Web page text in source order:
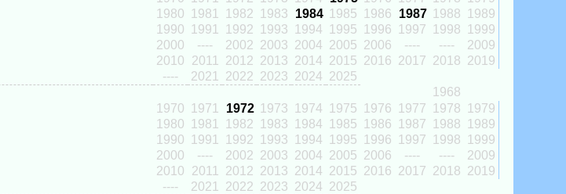
1980
1981 1982 1983 1984 1985 1986 1987 1988
1989
1990
1991 1992 1993 1994 1995 1996 1997 1998
1999
2000
---- 2002 2003 2004 2005 2006 ---- ----
2009
2010
2011 2012 2013 2014 2015 2016 2017 2018 2019
----
2021 2022 2023 2024 2025
1968
1970
1971 1972 1973 1974 1975 1976 1977 1978
1979
1980
1981 1982 1983 1984 1985 1986 1987 1988
1989
1990
1991 1992 1993 1994 1995 1996 1997 1998
1999
2000
---- 2002 2003 2004 2005 2006 ---- ----
2009
2010
2011 2012 2013 2014 2015 2016 2017 2018 2019
----
2021 2022 2023 2024 2025